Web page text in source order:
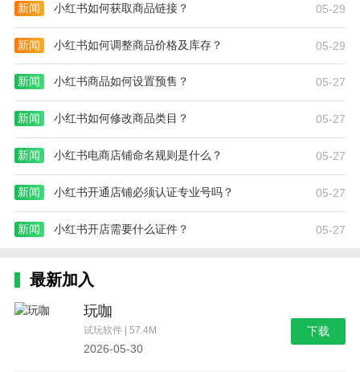
新闻 小红书如何获取商品链接？ 05-29
新闻 小红书如何调整商品价格及库存？ 05-29
新闻 小红书商品如何设置预售？ 05-27
新闻 小红书如何修改商品类目？ 05-27
新闻 小红书电商店铺命名规则是什么？ 05-27
新闻 小红书开通店铺必须认证专业号吗？ 05-27
新闻 小红书开店需要什么证件？ 05-27
最新加入
玩咖
试玩软件 | 57.4M
2026-05-30
下载